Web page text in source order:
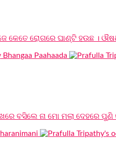
କେତେ ରୋଗରେ ଘାଣ୍ଟି ହଉଛ ।
ବସିଲେ ନା ମୋ ମଲା ଦେହରେ ପୁଣି